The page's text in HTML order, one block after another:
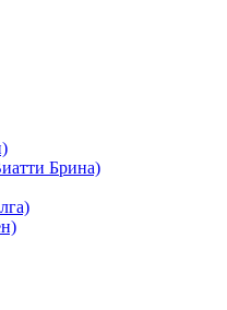
Брина)